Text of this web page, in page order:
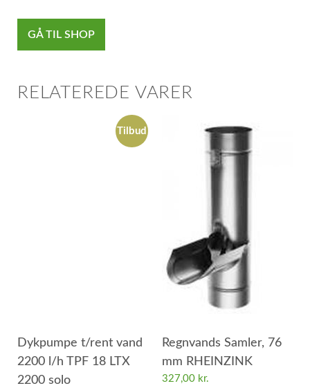
GÅ TIL SHOP
RELATEREDE VARER
Tilbud
Dykpumpe t/rent vand
2200 l/h TPF 18 LTX
2200 solo
Regnvands Samler, 76
mm RHEINZINK
327,00 kr.